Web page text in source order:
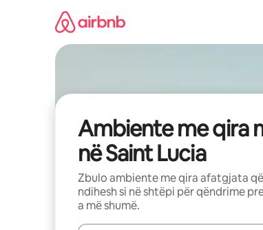
Ambiente me qira
në Saint Lucia
Zbulo ambiente me qira afatgjata
ndihesh si në shtëpi për qëndrime
a më shumë.